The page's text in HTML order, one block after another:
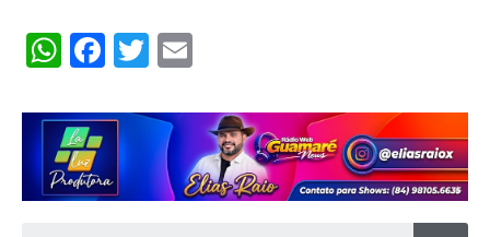
WhatsApp
Facebook
Twitter